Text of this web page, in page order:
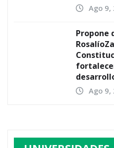
Ago 9,
Propone
Ago 9,